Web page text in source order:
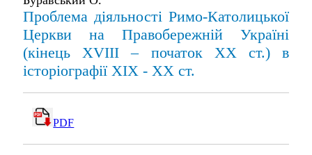
Проблема діяльності Римо-Католицької
Церкви на Правобережній Україні
(кінець ХVІІІ – початок XX ст.) в
історіографії ХІХ - XX ст.
PDF